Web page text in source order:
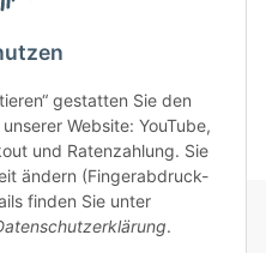
gestatten Sie den
Website: YouTube,
und Ratenzahlung. Sie
ändern (Fingerabdruck-
finden Sie unter
.